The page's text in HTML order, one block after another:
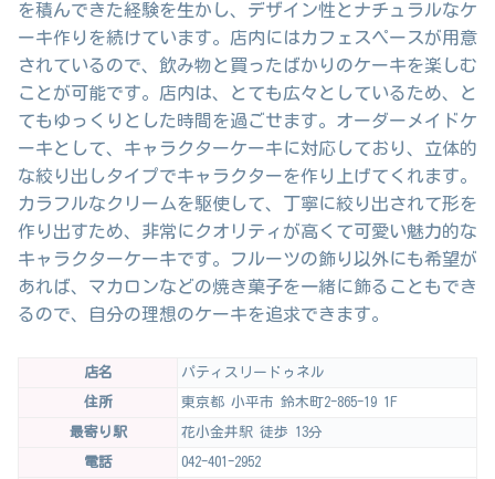
を積んできた経験を生かし、デザイン性とナチュラルなケ
ーキ作りを続けています。店内にはカフェスペースが用意
されているので、飲み物と買ったばかりのケーキを楽しむ
ことが可能です。店内は、とても広々としているため、と
てもゆっくりとした時間を過ごせます。オーダーメイドケ
ーキとして、キャラクターケーキに対応しており、立体的
な絞り出しタイプでキャラクターを作り上げてくれます。
カラフルなクリームを駆使して、丁寧に絞り出されて形を
作り出すため、非常にクオリティが高くて可愛い魅力的な
キャラクターケーキです。フルーツの飾り以外にも希望が
あれば、マカロンなどの焼き菓子を一緒に飾ることもでき
るので、自分の理想のケーキを追求できます。
店名 パティスリードゥネル
住所 東京都 小平市 鈴木町2-865-19 1F
最寄り駅 花小金井駅 徒歩 13分
電話 042-401-2952